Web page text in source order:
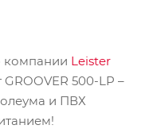
компании Leister
500-LP –
и ПВХ